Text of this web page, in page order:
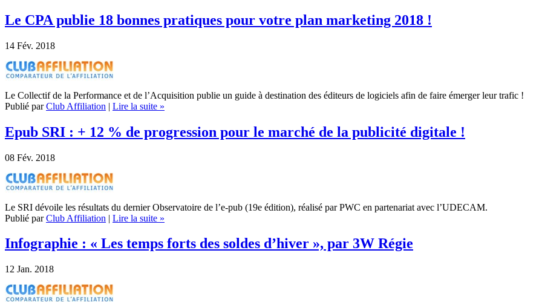
Le CPA publie 18 bonnes pratiques pour votre plan marketing 2018 !
14 Fév. 2018
Le Collectif de la Performance et de l’Acquisition publie un guide à destination des éditeurs de logiciels afin de faire émerger leur trafic !
Publié parClub Affiliation | Lire la suite »
Epub SRI : + 12 % de progression pour le marché de la publicité digitale !
08 Fév. 2018
Le SRI dévoile les résultats du dernier Observatoire de l’e-pub (19e édition), réalisé par PWC en partenariat avec l’UDECAM.
Publié parClub Affiliation | Lire la suite »
Infographie : « Les temps forts des soldes d’hiver », par 3W Régie
12 Jan. 2018